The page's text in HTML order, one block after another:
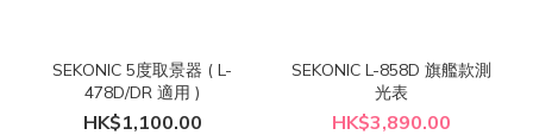
SEKONIC 5度取景器 ( L-
478D/DR 適用 )
HK$1,100.00
SEKONIC L-858D 旗艦款測
光表
HK$3,890.00